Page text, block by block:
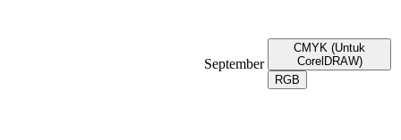
September
CMYK (Untuk
CorelDRAW)
RGB